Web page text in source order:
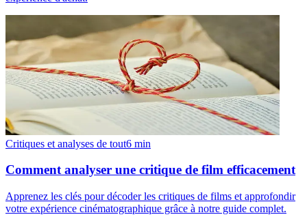
Critiques et analyses de tout6 min
Comment analyser une critique de film efficacement
Apprenez les clés pour décoder les critiques de films et approfondir
votre expérience cinématographique grâce à notre guide complet.